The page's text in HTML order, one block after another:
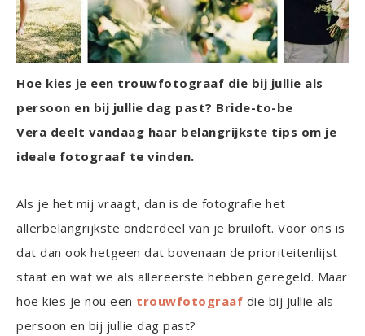
Hoe kies je een trouwfotograaf die bij jullie als
persoon en bij jullie dag past? Bride-to-be
Vera deelt vandaag haar belangrijkste tips om je
ideale fotograaf te vinden.
Als je het mij vraagt, dan is de fotografie het
allerbelangrijkste onderdeel van je bruiloft. Voor ons is
dat dan ook hetgeen dat bovenaan de prioriteitenlijst
staat en wat we als allereerste hebben geregeld. Maar
hoe kies je nou een trouwfotograaf die bij jullie als
persoon en bij jullie dag past?